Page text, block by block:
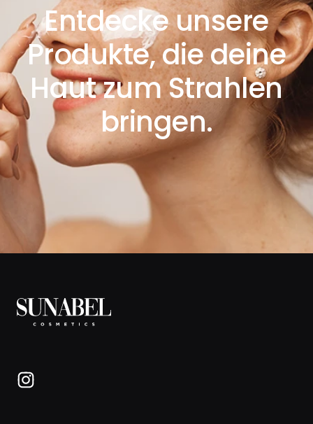
Entdecke unsere
Produkte, die deine
Haut zum Strahlen
bringen.